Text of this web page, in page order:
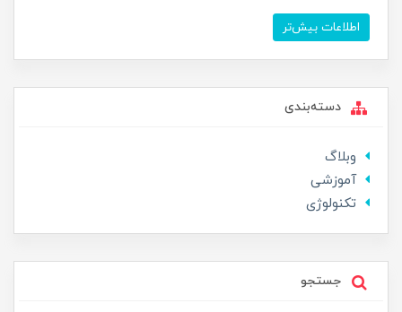
اطلاعات بیش‌تر
دسته‌بندی
وبلاگ
آموزشی
تکنولوژی
جستجو